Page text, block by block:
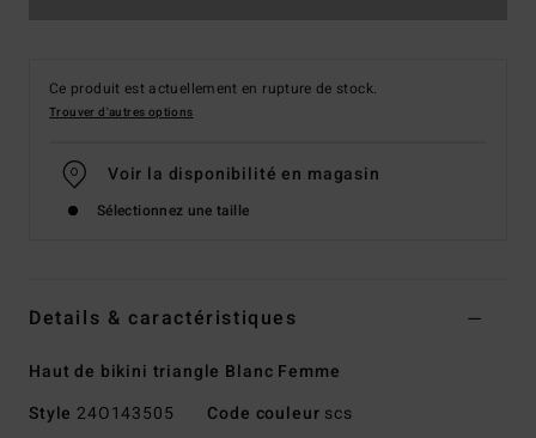
Ce produit est actuellement en rupture de stock.
Trouver d'autres options
Voir la disponibilité en magasin
Sélectionnez une taille
Details & caractéristiques
Haut de bikini triangle Blanc Femme
Style 24O143505 Code couleur scs